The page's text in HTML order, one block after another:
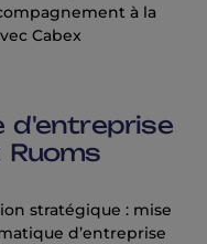
à la
Cabex
d'entreprise
stratégique : mise
d’entreprise